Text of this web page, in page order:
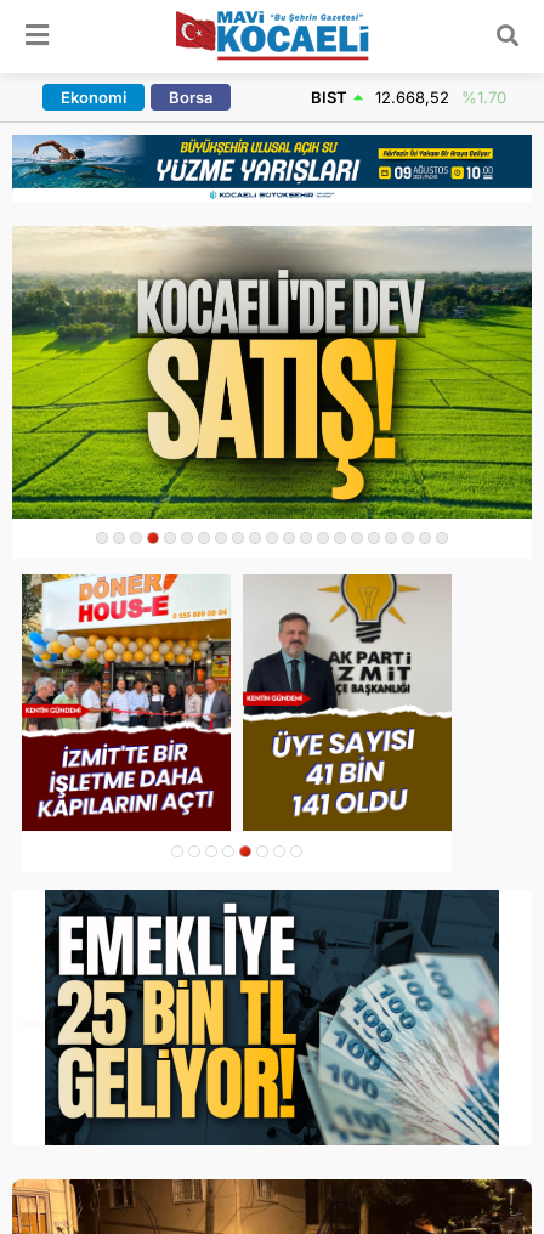
Ekonomi Borsa BIST 12.668,52 %1.70
1 2 3 4 5 6 7 8